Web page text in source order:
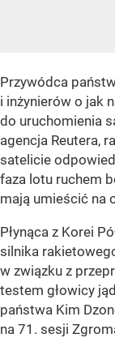
Przywódca
i inżynierów o jak
do uruchomienia
agencja Reutera,
satelicie
faza lotu ruchem
mają umieścić na
Płynąca z Korei
silnika
w związku z
testem głowicy
państwa Kim
na 71. sesji